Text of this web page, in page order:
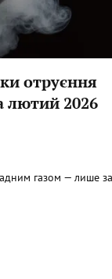
отруєння
лютий 2026
газом — лише за